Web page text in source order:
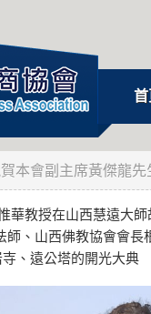
首
本會副主席黃傑龍
華教授在山西慧遠大
、山西佛教協會會長
、遠公塔的開光大典